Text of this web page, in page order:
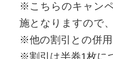
※こちらのキャン
施となりますので
※他の割引との併
※割引は半券1枚に